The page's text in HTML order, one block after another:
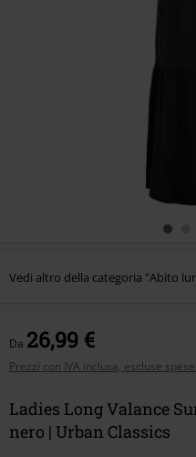
Vedi altro della categoria "Abito
Da 26,99 €
Prezzi con IVA inclusa, escluse
Ladies Long Valance
nero | Urban Classics